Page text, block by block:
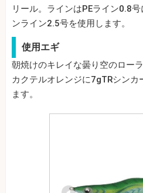
リール。ラインはPEライン0.8
ンライン2.5号を使用します。
使用エギ
朝焼けのキレイな曇り空のロー
カクテルオレンジに7gTRシンカ
ます。